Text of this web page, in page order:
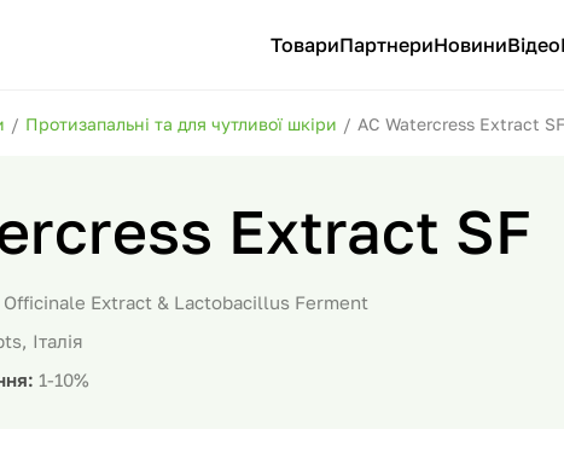
ТовариПартнериНовиниВідео
/ Протизапальні та для чутливої шкіри / AC Watercress Extract SF
Extract SF
Extract & Lactobacillus Ferment
Італія
1-10%